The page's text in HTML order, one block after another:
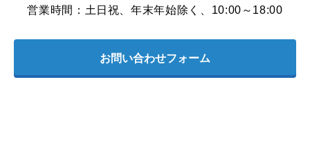
営業時間：土日祝、年末年始除く、10:00～18:00
お問い合わせフォーム